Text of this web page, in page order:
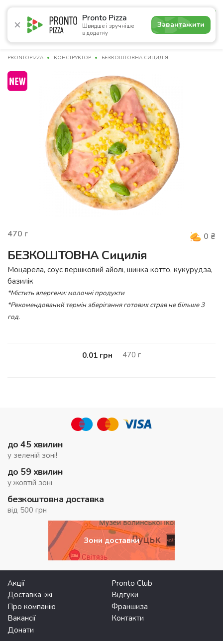
Pronto Pizza
Швидше і зручніше
в додатку
Завантажити
5.0
Акції Піца Суші Сети Бургери Комбо
PRONTOPIZZA КОНСТРУКТОР БЕЗКОШТОВНА СИЦИЛІЯ
470 г 0 ₴
БЕЗКОШТОВНА Сицилія
Моцарела, cоус вершковий айолі, шинка котто, кукурудза,
базилік
*Містить алергени: молочні продукти
*Рекомендований термін зберігання готових страв не більше 3
год.
0.01 грн 470 г
до 45 хвилин
у зеленій зоні!
до 59 хвилин
у жовтій зоні
безкоштовна доставка
від 500 грн
Зони доставки
Акції
Pronto Club
Доставка їжі
Відгуки
Про компанію
Франшиза
Вакансії
Контакти
Донати